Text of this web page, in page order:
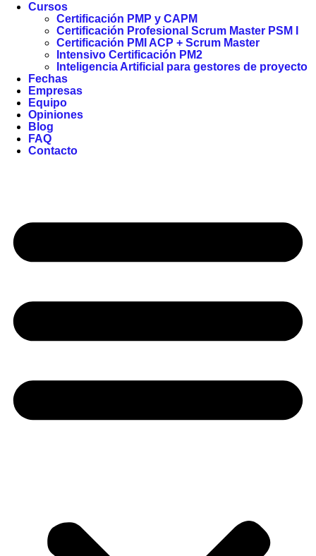
Cursos
Certificación PMP y CAPM
Certificación Profesional Scrum Master PSM I
Certificación PMI ACP + Scrum Master
Intensivo Certificación PM2
Inteligencia Artificial para gestores de proyecto
Fechas
Empresas
Equipo
Opiniones
Blog
FAQ
Contacto